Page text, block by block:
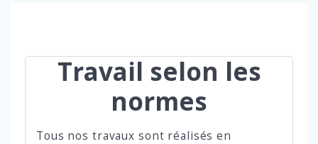
Travail selon les
normes
Tous nos travaux sont réalisés en